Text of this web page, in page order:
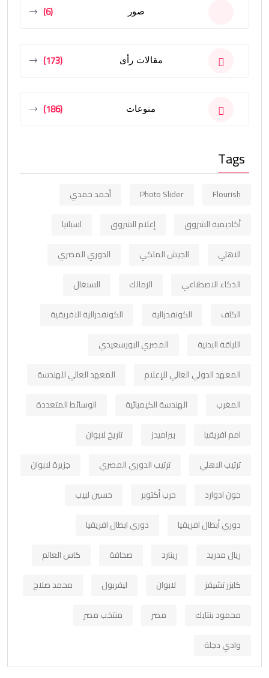
صور (6)
مقالات رأى (173)
منوعات (186)
Tags
Flourish
Photo Slider
أحمد حمدي
أكاديمية الشروق
إعلام الشروق
اسبانيا
الاهلي
الجيش الملكي
الدوري المصري
الذكاء الاصطناعي
الزمالك
السنغال
الكاف
الكونفدرالية
الكونفدرالية الافريقية
اللياقة البدنية
المصري البورسعيدي
المعهد الدولي العالي للإعلام
المعهد العالي للهندسة
المغرب
الهندسة الكيميائية
الوسائط المتعددة
امم افريقيا
بيراميدز
تاريخ لابوان
ترتيب الاهلي
ترتيب الدوري المصري
جزيرة لابوان
جون ادوارد
حرب أكتوبر
حسين لبيب
دوري أبطال افريقيا
دوري ابطال افريقيا
ريال مدريد
رينارد صحافة
كاس العالم
كايزر تشيفز
لابوان ليفربول
محمد صلاح
محمود بنتايك
مصر
منتخب مصر
وادي دجلة